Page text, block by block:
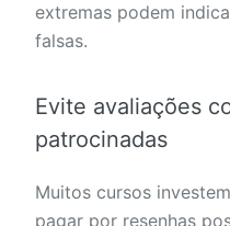
extremas podem
falsas.
Evite avaliações
patrocinadas
Muitos cursos
pagar por resenhas